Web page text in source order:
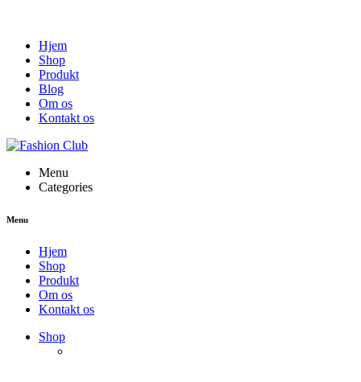
Hjem
Shop
Produkt
Blog
Om os
Kontakt os
Menu
Categories
Menu
Hjem
Shop
Produkt
Om os
Kontakt os
Shop